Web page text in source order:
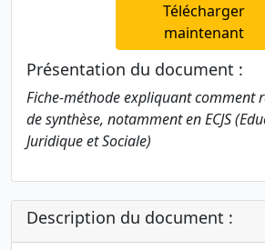
Télécharger
maintenant
Présentation du document :
Fiche-méthode expliquant comment
de synthèse, notamment en ECJS
Juridique et Sociale)
Description du document :